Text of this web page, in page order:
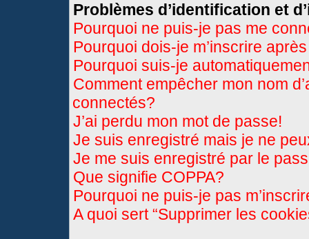
Problèmes d’identification et
Pourquoi ne puis-je pas me
Pourquoi dois-je m’inscrire
Pourquoi suis-je
Comment empêcher mon nom
connectés?
J’ai perdu mon mot de passe!
Je suis enregistré mais je ne
Je me suis enregistré par le
Que signifie COPPA?
Pourquoi ne puis-je pas
A quoi sert “Supprimer les